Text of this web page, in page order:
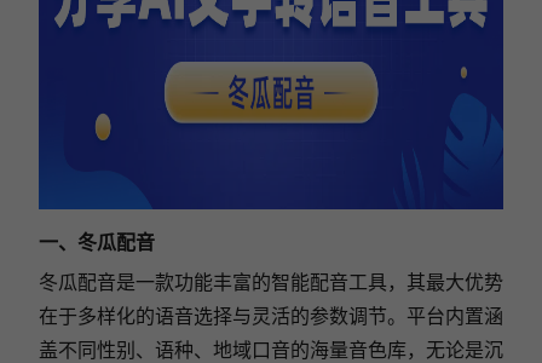
一、冬瓜配音
冬瓜配音是一款功能丰富的智能配音工具，其最大优势
在于多样化的语音选择与灵活的参数调节。平台内置涵
盖不同性别、语种、地域口音的海量音色库，无论是沉